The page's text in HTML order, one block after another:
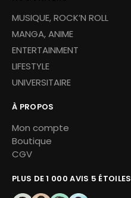
MUSIQUE, ROCK’N ROLL
MANGA, ANIME
ENTERTAINMENT
LIFESTYLE
UNIVERSITAIRE
À PROPOS
Mon compte
Boutique
CGV
PLUS DE 1 000 AVIS 5 ÉTOILES